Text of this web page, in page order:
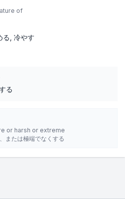
of
る 冷やす
る
or harsh or extreme
または極端でなくする